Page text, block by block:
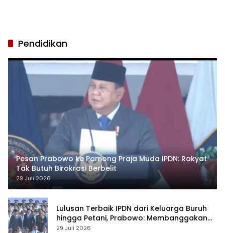
Pendidikan
Pesan Prabowo ke Pamong Praja Muda IPDN: Rakyat
Tak Butuh Birokrasi Berbelit
29 Juli 2026
Lulusan Terbaik IPDN dari Keluarga Buruh
hingga Petani, Prabowo: Membanggakan
Hati Saya
29 Juli 2026